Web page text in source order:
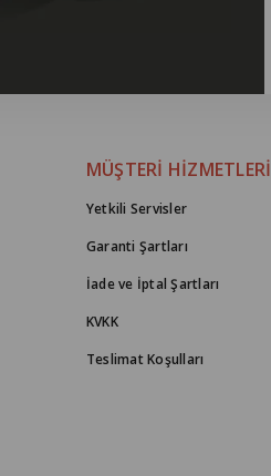
MÜŞTERİ HİZMETLERİ
Yetkili Servisler
Garanti Şartları
İade ve İptal Şartları
KVKK
Teslimat Koşulları